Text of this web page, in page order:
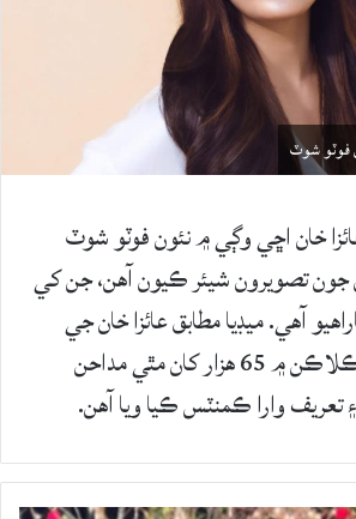
فوٽو شوٽ
خان اڇي وڳي ۾ نئون فوٽو شوٽ
تصويرون شيئر ڪيون آهن، جن کي
آهي. ميڊيا مطابق عائزا خان جي
تصويرن کي رڳو ٻن ڪلاڪن ۾ 65 هزار کان مٿي مداحن
وارا ڪمنٽس ڪيا ويا آهن.